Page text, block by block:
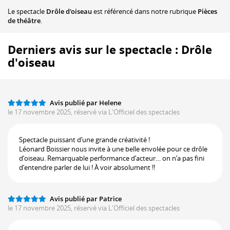
Le spectacle Drôle d'oiseauest référencé dans notre rubrique Pièces
de théâtre.
Derniers avis sur le spectacle : Drôle
d'oiseau
Avis publié par Helene
le 17 novembre 2025, réservé via L'Officiel des spectacles
Spectacle puissant d’une grande créativité !
Léonard Boissier nous invite à une belle envolée pour ce drôle
d’oiseau. Remarquable performance d’acteur… on n’a pas fini
d’entendre parler de lui ! À voir absolument !!
Avis publié par Patrice
le 17 novembre 2025, réservé via L'Officiel des spectacles